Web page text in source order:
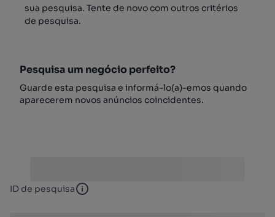
sua pesquisa. Tente de novo com outros critérios
de pesquisa.
Pesquisa um negócio perfeito?
Guarde esta pesquisa e informá-lo(a)-emos quando
aparecerem novos anúncios coincidentes.
ID de pesquisa ID de pesquisa